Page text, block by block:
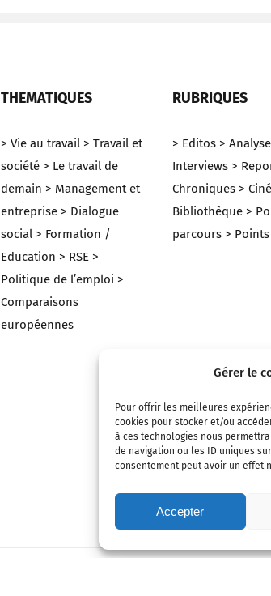
Gérer le
Pour offrir les meilleures
cookies pour stocker et/ou
à ces technologies nous
de navigation ou les ID uniques
consentement peut avoir un effet
Accepter
THEMATIQUES
> Vie au travail > Travail et
société > Le travail de
demain > Management et
entreprise > Dialogue
social > Formation /
Education > RSE >
Politique de l’emploi >
Comparaisons
européennes
RUBRIQUES
> Editos >
Interviews >
Chroniques >
Bibliothèque >
parcours >